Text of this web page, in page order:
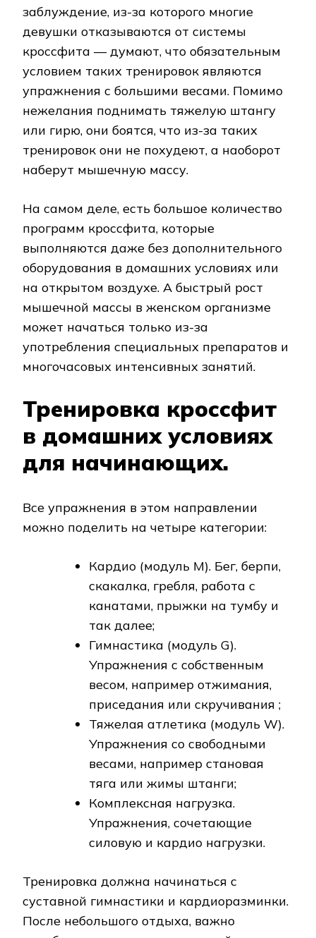
заблуждение, из-за которого многие
девушки отказываются от системы
кроссфита — думают, что обязательным
условием таких тренировок являются
упражнения с большими весами. Помимо
нежелания поднимать тяжелую штангу
или гирю, они боятся, что из-за таких
тренировок они не похудеют, а наоборот
наберут мышечную массу.
На самом деле, есть большое количество
программ кроссфита, которые
выполняются даже без дополнительного
оборудования в домашних условиях или
на открытом воздухе. А быстрый рост
мышечной массы в женском организме
может начаться только из-за
употребления специальных препаратов и
многочасовых интенсивных занятий.
Тренировка кроссфит
в домашних условиях
для начинающих.
Все упражнения в этом направлении
можно поделить на четыре категории:
Кардио (модуль М). Бег, берпи,
скакалка, гребля, работа с
канатами, прыжки на тумбу и
так далее;
Гимнастика (модуль G).
Упражнения с собственным
весом, например отжимания,
приседания или скручивания ;
Тяжелая атлетика (модуль W).
Упражнения со свободными
весами, например становая
тяга или жимы штанги;
Комплексная нагрузка.
Упражнения, сочетающие
силовую и кардио нагрузки.
Тренировка должна начинаться с
суставной гимнастики и кардиоразминки.
После небольшого отдыха, важно